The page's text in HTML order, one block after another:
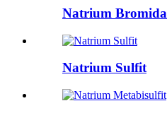
Natrium Bromida
Natrium Sulfit